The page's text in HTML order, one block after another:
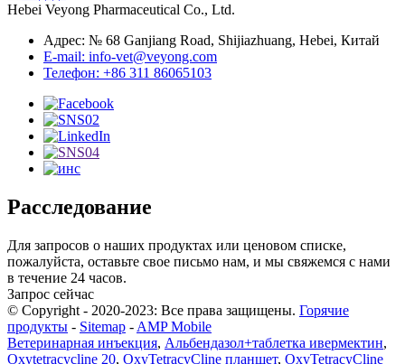
Hebei Veyong Pharmaceutical Co., Ltd.
Адрес: № 68 Ganjiang Road, Shijiazhuang, Hebei, Китай
E-mail: info-vet@veyong.com
Телефон: +86 311 86065103
Расследование
Для запросов о наших продуктах или ценовом списке,
пожалуйста, оставьте свое письмо нам, и мы свяжемся с нами
в течение 24 часов.
Запрос сейчас
© Copyright - 2020-2023: Все права защищены. Горячие
продукты - Sitemap - AMP Mobile
Ветеринарная инъекция, Альбендазол+таблетка ивермектин,
Oxytetracycline 20, OxyTetracyCline планшет, OxyTetracyCline